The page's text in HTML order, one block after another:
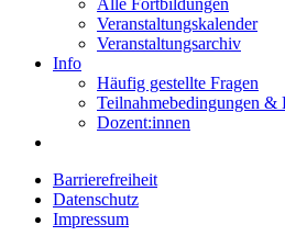
Alle Fortbildungen
Veranstaltungskalender
Veranstaltungsarchiv
Info
Häufig gestellte Fragen
Teilnahmebedingungen &
Dozent:innen
Barrierefreiheit
Datenschutz
Impressum